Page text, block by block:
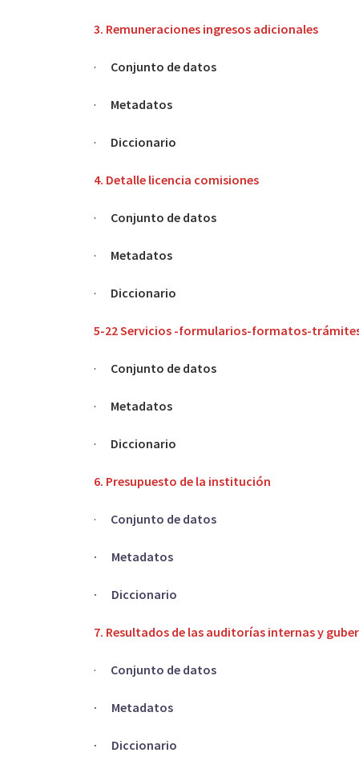
3. Remuneraciones ingresos adicionales
· Conjunto de datos
· Metadatos
· Diccionario
4. Detalle licencia comisiones
· Conjunto de datos
· Metadatos
· Diccionario
5-22 Servicios -formularios-formatos-
· Conjunto de datos
· Metadatos
· Diccionario
6. Presupuesto de la institución
· Conjunto de datos
· Metadatos
· Diccionario
7. Resultados de las auditorías internas y
· Conjunto de datos
· Metadatos
· Diccionario